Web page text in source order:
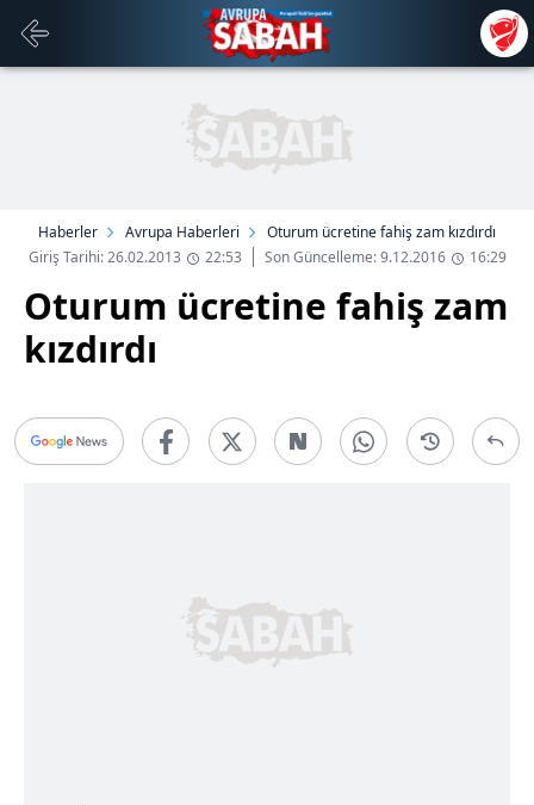
Haberler Avrupa Haberleri
Oturum ücretine fahiş zam kızdırdı
Giriş Tarihi: 26.02.2013
22:53 Son Güncelleme: 9.12.2016 16:29
Oturum ücretine fahiş zam
kızdırdı